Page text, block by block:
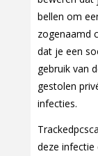
bellen om
zogenaamd
dat je een
gebruik van
gestolen
infecties.
deze